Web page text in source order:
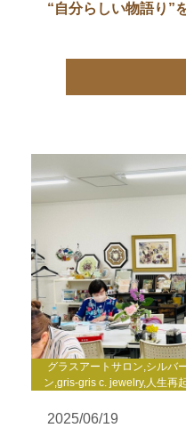
“自分らしい物語り”
グラスアートサロン,シルバ
ン,gris-gris c. jewelry,人生再
2025/06/19